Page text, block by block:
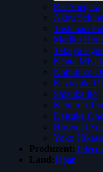
Rie Suegara
Akira Sekine
Toshinari
Mariko
Takuya
Kenta
Nobuhiko
Kazuyuki
Shizuka Itō
Kenjirou
Daisuke
Hiroyuki
Yoko Hikasa
Produzent:
Land:Japan